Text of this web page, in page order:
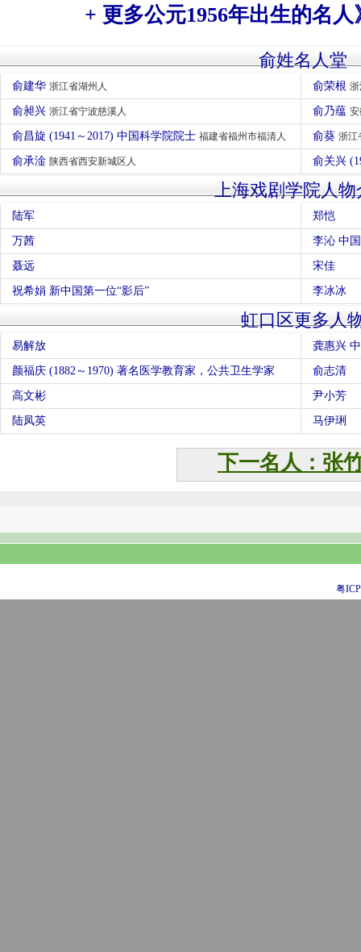
+ 更多公元1956年出生的名人
俞姓名人堂
俞建华 浙江省湖州人 俞荣根
俞昶兴 浙江省宁波慈溪人 俞乃蕴
俞昌旋 (1941～2017) 中国科学院院士 福建省福州市福清人 俞葵 浙江
俞承淦 陕西省西安新城区人 俞关兴
上海戏剧学院人物
陆军 郑恺
万茜 李沁 中
聂远 宋佳
祝希娟 新中国第一位“影后” 李冰冰
虹口区更多人
易解放 龚惠兴
颜福庆 (1882～1970) 著名医学教育家，公共卫生学家 俞志清
高文彬 尹小芳
陆凤英 马伊琍
下一名人：张
粤